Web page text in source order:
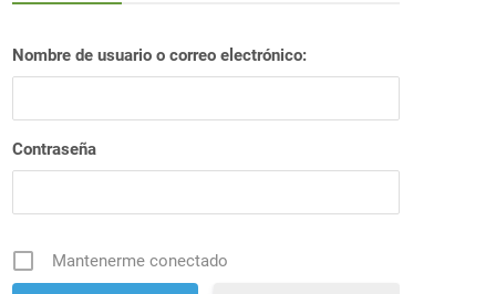
Nombre de usuario o correo electrónico:
Contraseña
Mantenerme conectado